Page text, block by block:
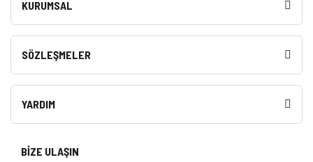
KURUMSAL
SÖZLEŞMELER
YARDIM
BİZE ULAŞIN